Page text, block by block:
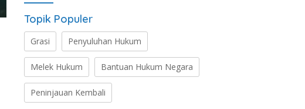
Topik Populer
Grasi Penyuluhan Hukum
Melek Hukum Bantuan Hukum Negara
Peninjauan Kembali